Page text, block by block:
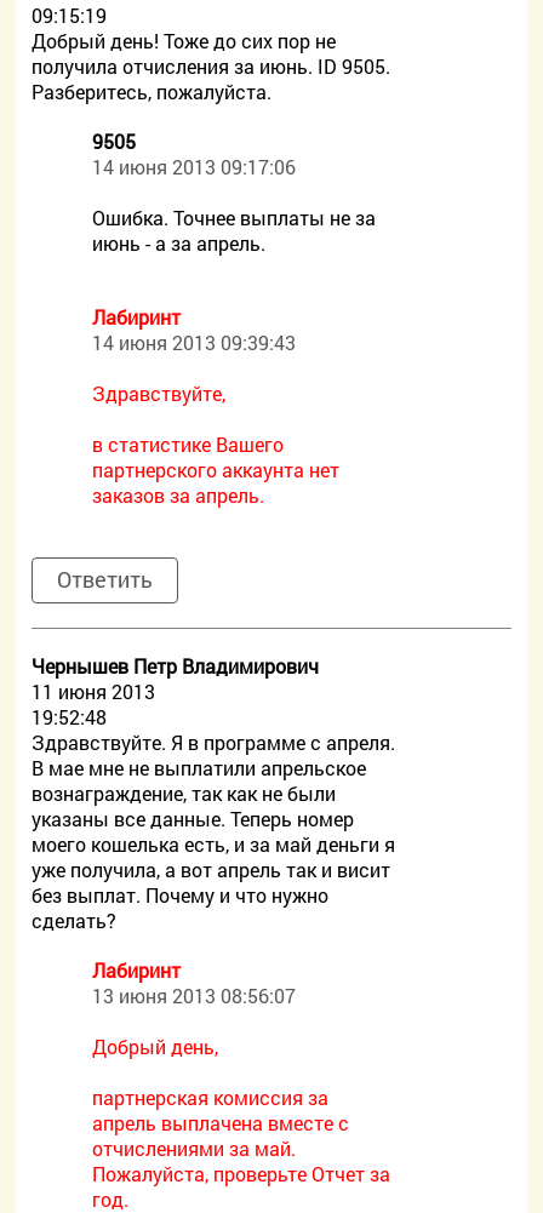
09:15:19
Добрый день! Тоже до сих пор не
получила отчисления за июнь. ID 9505.
Разберитесь, пожалуйста.
9505
14 июня 2013 09:17:06
Ошибка. Точнее выплаты не за
июнь - а за апрель.
Лабиринт
14 июня 2013 09:39:43
Здравствуйте,
в статистике Вашего
партнерского аккаунта нет
заказов за апрель.
Ответить
Чернышев Петр Владимирович
11 июня 2013
19:52:48
Здравствуйте. Я в программе с апреля.
В мае мне не выплатили апрельское
вознаграждение, так как не были
указаны все данные. Теперь номер
моего кошелька есть, и за май деньги я
уже получила, а вот апрель так и висит
без выплат. Почему и что нужно
сделать?
Лабиринт
13 июня 2013 08:56:07
Добрый день,
партнерская комиссия за
апрель выплачена вместе с
отчислениями за май.
Пожалуйста, проверьте Отчет за
год.